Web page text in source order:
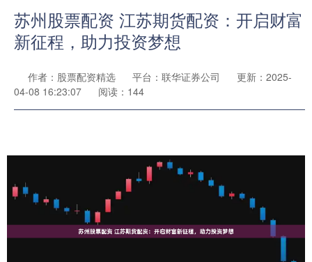
苏州股票配资 江苏期货配资：开启财富
新征程，助力投资梦想
作者：股票配资精选 平台：联华证券公司
更新：2025-
04-08 16:23:07
阅读：144